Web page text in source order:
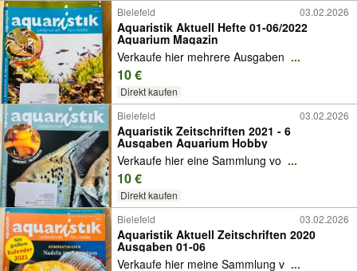
Bielefeld 03.02.2026
Aquaristik Aktuell Hefte 01-06/2022
Aquarium Magazin
Verkaufe hier mehrere Ausgaben ...
10 €
Direkt kaufen
Bielefeld
03.02.2026
Aquaristik Zeitschriften 2021 - 6
Ausgaben Aquarium Hobby
Verkaufe hier eine Sammlung vo ...
10 €
Direkt kaufen
Bielefeld
03.02.2026
Aquaristik Aktuell Zeitschriften 2020
Ausgaben 01-06
Verkaufe hier meine Sammlung v ...